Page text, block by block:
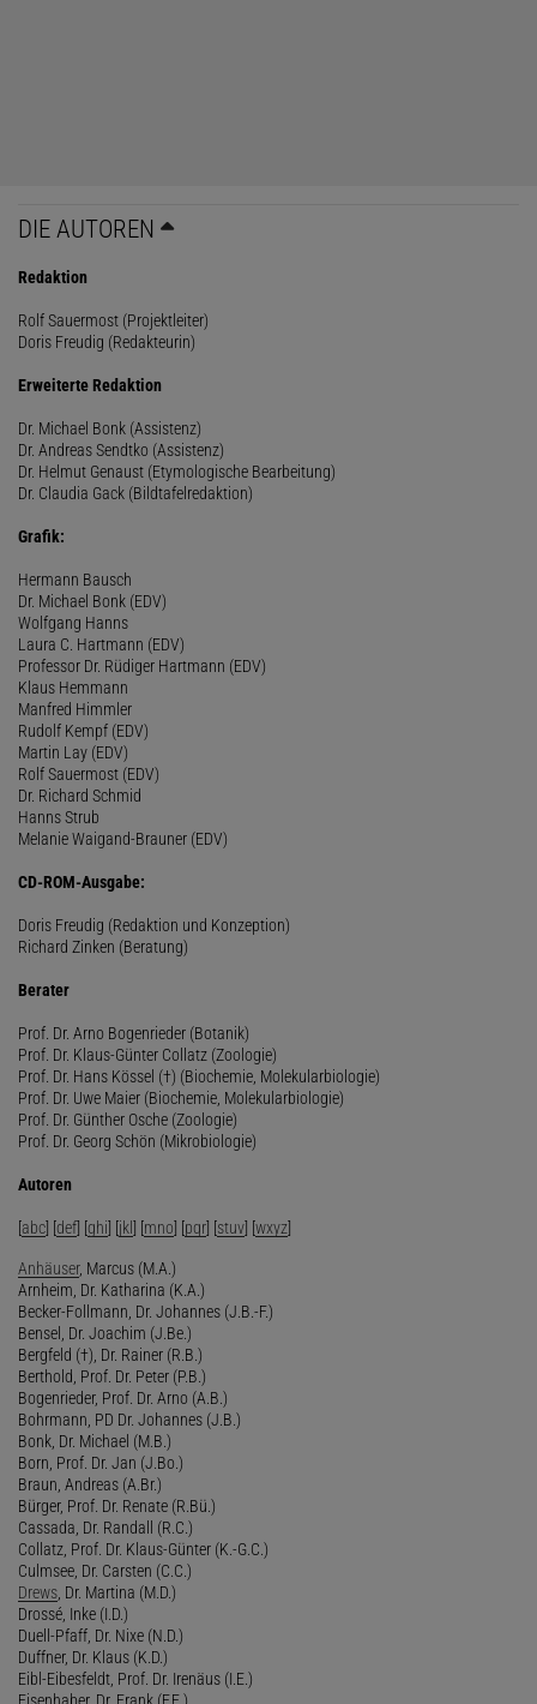
DIE AUTOREN
Redaktion
Rolf Sauermost (Projektleiter)
Doris Freudig (Redakteurin)
Erweiterte Redaktion
Dr. Michael Bonk (Assistenz)
Dr. Andreas Sendtko (Assistenz)
Dr. Helmut Genaust (Etymologische Bearbeitung)
Dr. Claudia Gack (Bildtafelredaktion)
Grafik:
Hermann Bausch
Dr. Michael Bonk (EDV)
Wolfgang Hanns
Laura C. Hartmann (EDV)
Professor Dr. Rüdiger Hartmann (EDV)
Klaus Hemmann
Manfred Himmler
Rudolf Kempf (EDV)
Martin Lay (EDV)
Rolf Sauermost (EDV)
Dr. Richard Schmid
Hanns Strub
Melanie Waigand-Brauner (EDV)
CD-ROM-Ausgabe:
Doris Freudig (Redaktion und Konzeption)
Richard Zinken (Beratung)
Berater
Prof. Dr. Arno Bogenrieder (Botanik)
Prof. Dr. Klaus-Günter Collatz (Zoologie)
Prof. Dr. Hans Kössel (†) (Biochemie, Molekularbiologie)
Prof. Dr. Uwe Maier (Biochemie, Molekularbiologie)
Prof. Dr. Günther Osche (Zoologie)
Prof. Dr. Georg Schön (Mikrobiologie)
Autoren
[abc] [def] [ghi] [jkl] [mno] [pqr] [stuv] [wxyz]
Anhäuser, Marcus (M.A.)
Arnheim, Dr. Katharina (K.A.)
Becker-Follmann, Dr. Johannes (J.B.-F.)
Bensel, Dr. Joachim (J.Be.)
Bergfeld (†), Dr. Rainer (R.B.)
Berthold, Prof. Dr. Peter (P.B.)
Bogenrieder, Prof. Dr. Arno (A.B.)
Bohrmann, PD Dr. Johannes (J.B.)
Bonk, Dr. Michael (M.B.)
Born, Prof. Dr. Jan (J.Bo.)
Braun, Andreas (A.Br.)
Bürger, Prof. Dr. Renate (R.Bü.)
Cassada, Dr. Randall (R.C.)
Collatz, Prof. Dr. Klaus-Günter (K.-G.C.)
Culmsee, Dr. Carsten (C.C.)
Drews , Dr. Martina (M.D.)
Drossé, Inke (I.D.)
Duell-Pfaff, Dr. Nixe (N.D.)
Duffner, Dr. Klaus (K.D.)
Eibl-Eibesfeldt, Prof. Dr. Irenäus (I.E.)
Eisenhaber, Dr. Frank (F.E.)